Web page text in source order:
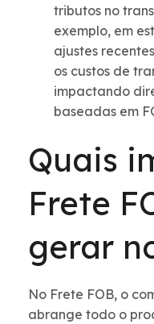
tributos no
exemplo, em
ajustes
os custos de
impactando
baseadas em
Quais
Frete
gerar
No Frete FOB, o
abrange todo o